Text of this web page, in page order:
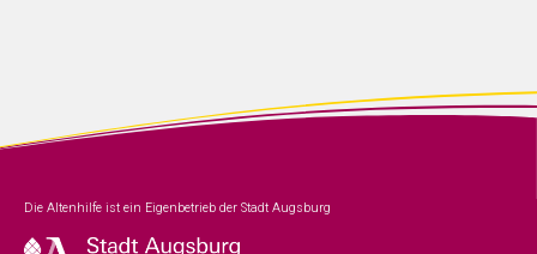
Die Altenhilfe ist ein Eigenbetrieb der Stadt Augsburg